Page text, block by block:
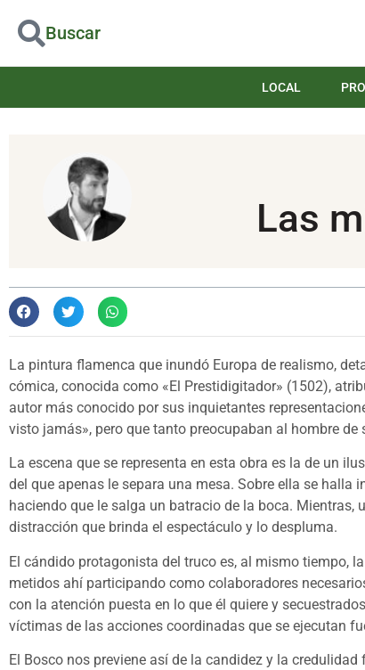
Buscar
LOCAL
Las
La pintura flamenca que inundó Europa de realismo,
cómica, conocida como «El Prestidigitador» (1502),
autor más conocido por sus inquietantes
visto jamás», pero que tanto preocupaban al hombre de
La escena que se representa en esta obra es la de un
del que apenas le separa una mesa. Sobre ella se
haciendo que le salga un batracio de la boca.
distracción que brinda el espectáculo y lo despluma.
El cándido protagonista del truco es, al mismo tiempo,
metidos ahí participando como colaboradores
con la atención puesta en lo que él quiere y
víctimas de las acciones coordinadas que se ejecutan
El Bosco nos previene así de la candidez y la